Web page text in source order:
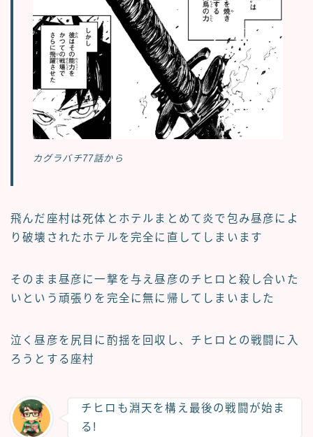
カグラバチ77話から
飛んだ座村は死体とホテルまとめて炎で包み昼彦によ
り破壊されたホテルを完全に直してしまいます
そのまま昼彦に一撃を与え昼彦のチヒロと殺し合いた
いという頑張りを完全に無に帰してしまいました
泣く昼彦を尻目に酌揺を回収し、チヒロとの戦闘に入
ろうとする座村
チヒロも淵天を構え最後の戦闘が始ま
る!